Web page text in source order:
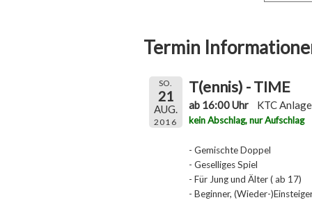
Termin
SO.
21
AUG.
2016
T(ennis) - TIME
ab 16:00 Uhr KTC Anlage
kein Abschlag, nur Aufschlag
- Gemischte Doppel
- Geselliges Spiel
- Für Jung und Älter ( ab 17)
- Beginner, (Wieder-